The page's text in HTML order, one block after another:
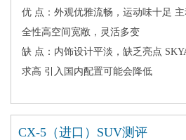
优 点：外观优雅流畅，运动味十足
全性高空间宽敞，灵活多变
缺 点：内饰设计平淡，缺乏亮点
求高 引入国内配置可能会降低
CX-5（进口）SUV测评